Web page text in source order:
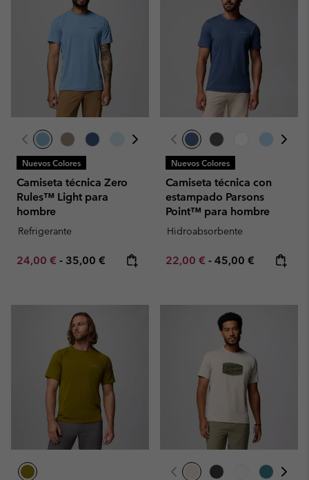
Nuevos Colores
Camiseta técnica Zero
Rules™ Light para
hombre
Refrigerante
Minimum sale price:
24,00 € - Maximum price:
35,00 €
Nuevos Colores
Camiseta técnica con
estampado Parsons
Point™ para hombre
Hidroabsorbente
Minimum sale price:
22,00 € - Maximum price:
45,00 €